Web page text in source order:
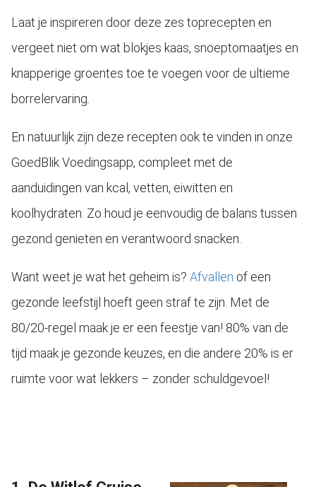
Laat je inspireren door deze zes toprecepten en
vergeet niet om wat blokjes kaas, snoeptomaatjes en
knapperige groentes toe te voegen voor de ultieme
borrelervaring.
En natuurlijk zijn deze recepten ook te vinden in onze
GoedBlik Voedingsapp, compleet met de
aanduidingen van kcal, vetten, eiwitten en
koolhydraten. Zo houd je eenvoudig de balans tussen
gezond genieten en verantwoord snacken.
Want weet je wat het geheim is? Afvallen of een
gezonde leefstijl hoeft geen straf te zijn. Met de
80/20-regel maak je er een feestje van! 80% van de
tijd maak je gezonde keuzes, en die andere 20% is er
ruimte voor wat lekkers – zonder schuldgevoel!